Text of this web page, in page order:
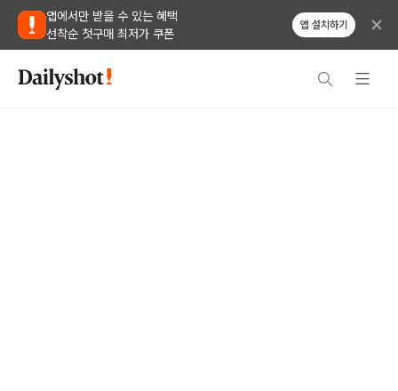
앱에서만 받을 수 있는 혜택
선착순 첫구매 최저가 쿠폰
앱 설치하기